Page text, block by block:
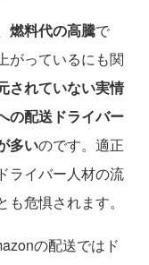
燃料代の高騰で
がっているにも関
されていない実情
の配送ドライバー
多いのです。適正
ライバー人材の流
危惧されます。
の配送ではド